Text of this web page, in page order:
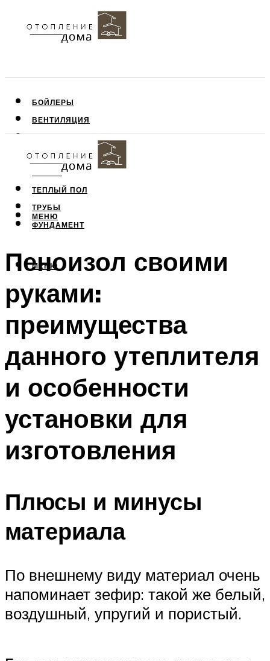
БОЙЛЕРЫ
ВЕНТИЛЯЦИЯ
ПОТОЛОК
СТЕНЫ
ТЕПЛЫЙ ПОЛ
ТРУБЫ
ФУНДАМЕНТ
МЕНЮ
МЕНЮ
Пеноизол своими
руками:
преимущества
данного утеплителя
и особенности
установки для
изготовления
Плюсы и минусы
материала
По внешнему виду материал очень
напоминает зефир: такой же белый,
воздушный, упругий и пористый.